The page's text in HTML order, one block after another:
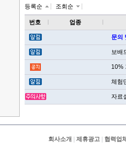
등록순 조회순
번호 업종
문의
보배
10%
체험
자료
회사소개 제휴광고 협력업